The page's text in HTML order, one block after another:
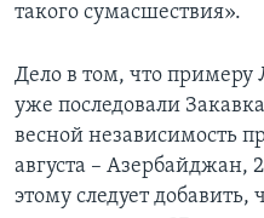
такого сумасшествия».
Дело в том, что
уже последовали
весной независимость
августа – Азербайджан,
этому следует добавить,